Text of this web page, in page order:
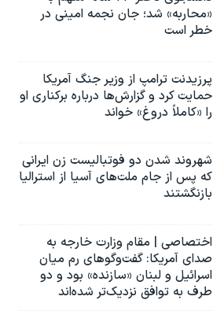
«محاربه» شد؛ جان نجمه امینی در
خطر است
پرزیدنت ترامپ از وزیر جنگ آمریکا
حمایت کرد و گزارش‌ها درباره برکناری او
را «کاملاً دروغ» خواند
شهروند شدن دو فوتبالیست زن ایرانی
که پس از جام ملت‌های آسیا از استرالیا
بازنگشتند
اختصاصی | مقام وزارت خارجه به
صدای آمریکا: گفت‌وگوهای رم میان
اسرائیل و لبنان «سازنده» بود و دو
طرف به توافق نزدیک‌تر شده‌اند